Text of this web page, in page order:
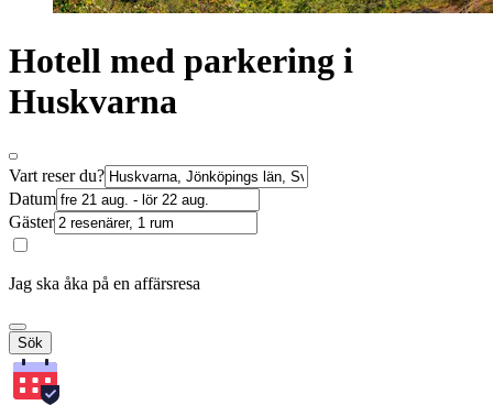
Hotell med parkering i
Huskvarna
Vart reser du?
Datum
Gäster
Jag ska åka på en affärsresa
Sök